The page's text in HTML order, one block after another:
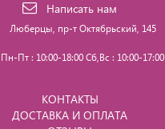
Написать нам
Люберцы, пр-т Октябрьский, 145
Пн-Пт : 10:00-18:00 Сб,Вс : 10:00-17:00
КОНТАКТЫ
ДОСТАВКА И ОПЛАТА